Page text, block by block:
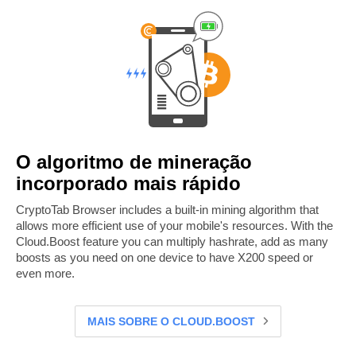
O algoritmo de mineração
incorporado mais rápido
CryptoTab Browser includes a built-in mining algorithm that
allows more efficient use of your mobile's resources. With the
Cloud.Boost feature you can multiply hashrate, add as many
boosts as you need on one device to have X200 speed or
even more.
MAIS SOBRE O CLOUD.BOOST